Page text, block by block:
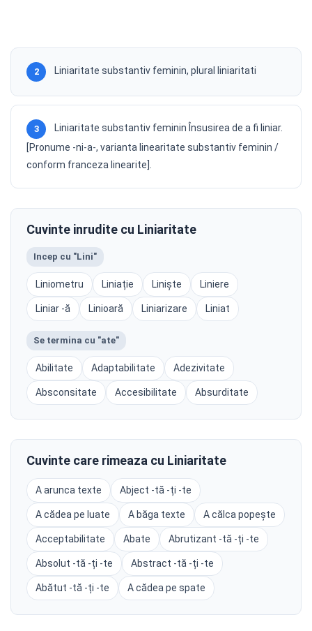
2 Liniaritate substantiv feminin, plural liniaritati
3
Liniaritate substantiv feminin Însusirea de a fi liniar.
[Pronume -ni-a-, varianta linearitate substantiv feminin /
conform franceza linearite].
Cuvinte inrudite cu Liniaritate
Incep cu "Lini"
Liniometru Liniație Liniște Liniere
Liniar -ă Linioară Liniarizare Liniat
Se termina cu "ate"
Abilitate Adaptabilitate Adezivitate
Absconsitate Accesibilitate Absurditate
Cuvinte care rimeaza cu Liniaritate
A arunca texte Abject -tă -ți -te
A cădea pe luate A băga texte A călca popește
Acceptabilitate Abate Abrutizant -tă -ți -te
Absolut -tă -ți -te Abstract -tă -ți -te
Abătut -tă -ți -te A cădea pe spate